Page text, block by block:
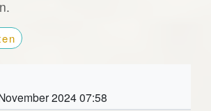
2024 07:58